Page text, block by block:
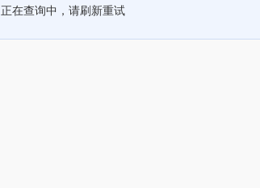
正在查询中，请刷新重试